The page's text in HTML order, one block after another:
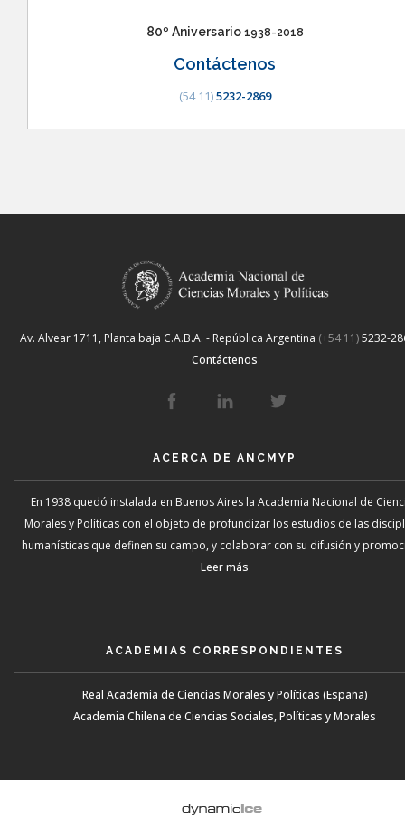
80º Aniversario 1938-2018
Contáctenos
(54 11)5232-2869
Av. Alvear 1711, Planta baja C.A.B.A. - República Argentina (+54 11)5232-
Contáctenos
ACERCA DE ANCMYP
En 1938 quedó instalada en Buenos Aires la Academia Nacional de
Morales y Políticas con el objeto de profundizar los estudios de las
humanísticas que definen su campo, y colaborar con su difusión y
Leer más
ACADEMIAS CORRESPONDIENTES
Real Academia de Ciencias Morales y Políticas (España)
Academia Chilena de Ciencias Sociales, Políticas y Morales